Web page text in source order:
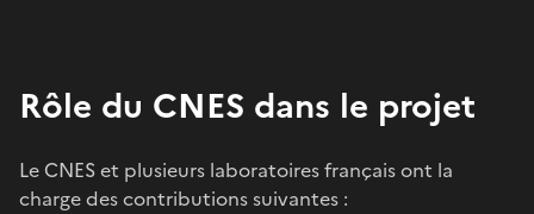
Rôle du CNES dans le projet
Le CNES et plusieurs laboratoires français ont la
charge des contributions suivantes :